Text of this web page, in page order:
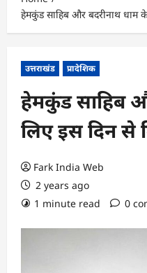
हेमकुंड साहिब और बदरीनाथ धाम
उत्तराखंड प्रादेशिक
हेमकुंड साहिब
लिए इस दिन से
Fark India Web
2 years ago
1 minute read
0